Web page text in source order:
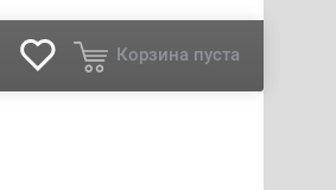
Корзина пуста